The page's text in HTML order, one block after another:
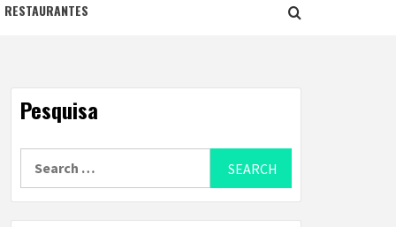
RESTAURANTES
Pesquisa